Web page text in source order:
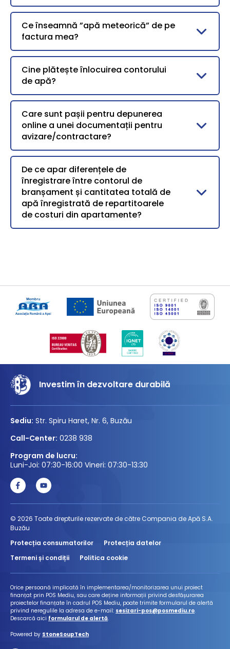
Ce înseamnă ”apă meteorică” de pe
factura mea?
Cine plătește înlocuirea contorului
de apă?
Care sunt pașii pentru depunerea
online a unei documentații pentru
avizare/contractare?
De ce apar diferențele de
înregistrare între contorul de
branșament și cantitatea totală de
apă înregistrată de repartitoarele
de costuri din apartamente?
Investim în dezvoltare durabilă
Sediu: Str. Spiru Haret, Nr. 6, Buzău
Call-Center: 0238 938
Program de lucru:
Luni-Joi: 07:30-16:00 Vineri: 07:30-13:30
© 2026 Toate drepturile rezervate de către Compania de Apă S.A.
Buzău
Protecția consumatorilor
Protecția datelor
Termeni și condiții
Politica cookie
Orice persoană implicată în implementarea/monitorizarea unui proiect
finanțat prin POS Mediu, sau care deține informații privind desfășurarea
proiectelor finanțate în cadrul POS Mediu, poate trimite formularul de alertă
privind neregulile la adresa de e-mail: sesizari-pos@posmediu.ro.
Descarcă aici formularul de alertă.
Powered by StoneSoupTech